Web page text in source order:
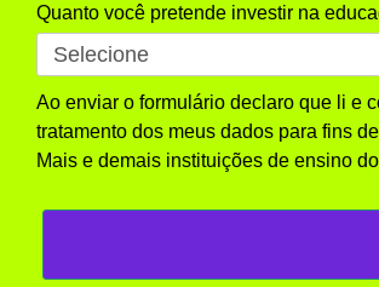
Quanto você pretende investir na
Ao enviar o formulário declaro que li e
tratamento dos meus dados para fins
Mais e demais instituições de ensino